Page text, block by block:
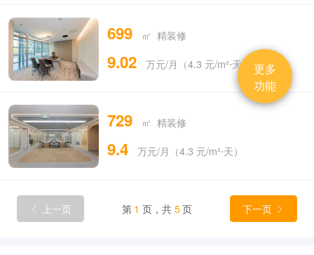
699 ㎡ 精装修
9.02 万元/月（4.3 元/m²⋅天）
729 ㎡ 精装修
9.4 万元/月（4.3 元/m²⋅天）
 上一页 第 1 页，共 5页 下一页 
更多
功能